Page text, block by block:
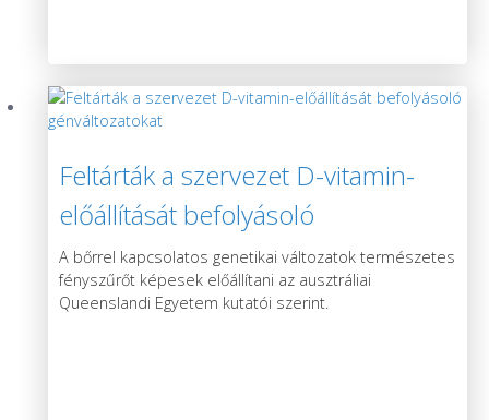
Feltárták a szervezet D-vitamin-
előállítását befolyásoló
génváltozatokat
A bőrrel kapcsolatos genetikai változatok természetes
fényszűrőt képesek előállítani az ausztráliai
Queenslandi Egyetem kutatói szerint.